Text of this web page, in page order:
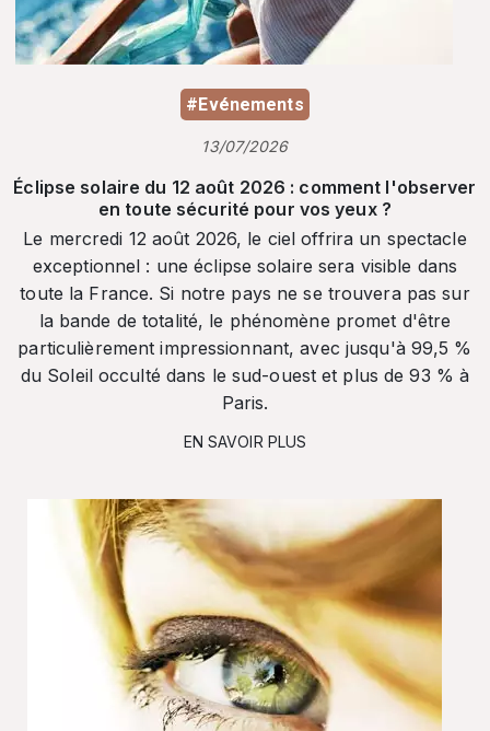
#Evénements
13/07/2026
Éclipse solaire du 12 août 2026 : comment l'observer
en toute sécurité pour vos yeux ?
Le mercredi 12 août 2026, le ciel offrira un spectacle
exceptionnel : une éclipse solaire sera visible dans
toute la France. Si notre pays ne se trouvera pas sur
la bande de totalité, le phénomène promet d'être
particulièrement impressionnant, avec jusqu'à 99,5 %
du Soleil occulté dans le sud-ouest et plus de 93 % à
Paris.
EN SAVOIR PLUS